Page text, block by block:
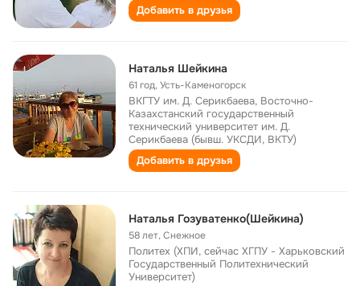
Добавить в друзья
Наталья Шейкина
61 год,Усть-Каменогорск
ВКГТУ им. Д. Серикбаева, Восточно-
Казахстанский государственный
технический университет им. Д.
Серикбаева (бывш. УКСДИ, ВКТУ)
Добавить в друзья
Наталья Гозуватенко(Шейкина)
58 лет,Снежное
Политех (ХПИ, сейчас ХГПУ - Харьковский
Государственный Политехнический
Университет)